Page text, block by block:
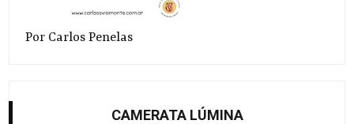
Por Carlos Penelas
CAMERATA LÚMINA